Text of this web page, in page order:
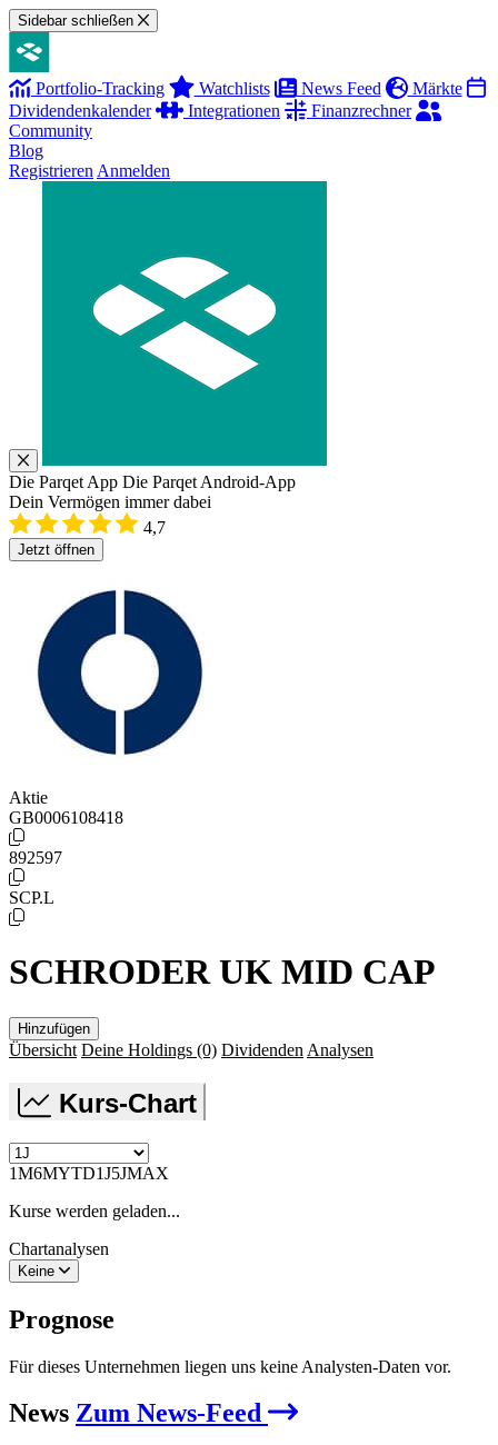
Sidebar schließen
Portfolio-Tracking Watchlists News Feed
Märkte
Dividendenkalender
Integrationen
Finanzrechner
Community
Blog
Registrieren Anmelden
Die Parqet App Die Parqet Android-App
Dein Vermögen immer dabei
4,7
Jetzt öffnen
Aktie
GB0006108418
892597
SCP.L
SCHRODER UK MID CAP
Hinzufügen
Übersicht Deine Holdings (0) Dividenden Analysen
Kurs-Chart
1M6MYTD1J5JMAX
Kurse werden geladen...
Chartanalysen
Keine
Prognose
Für dieses Unternehmen liegen uns keine Analysten-Daten vor.
News Zum News-Feed